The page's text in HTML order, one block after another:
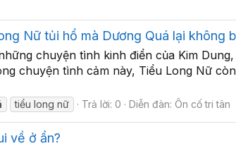
Nữ tủi hổ mà Dương Quá lại không
chuyện tình kinh điển của Kim
chuyện tình cảm này, Tiểu Long Nữ
tiểu long nữ Trả lời: 0 Diễn đàn: Ôn cố tri tân
về ở ẩn?